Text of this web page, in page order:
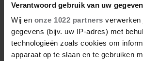
Verantwoord gebruik van uw
Wij en onze 1022 partners verwerken
gegevens (bijv. uw IP-adres) met
technologieën zoals cookies om
apparaat op te slaan en te gebruiken
Nieuw